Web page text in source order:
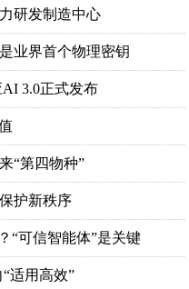
研发制造中心
业界首个物理密钥
3.0正式发布
“第四物种”
护新秩序
“可信智能体”是关键
适用高效”